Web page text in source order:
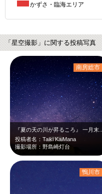
かずさ・臨海エリア
「星空撮影」に関する投稿写真
『夏の天の川が昇るころ』 一月末の夜明け この時期は、朝が来る直前に水…
投稿者名：Taiki KaiMana
撮影場所：野島崎灯台
南房総市
鴨川市